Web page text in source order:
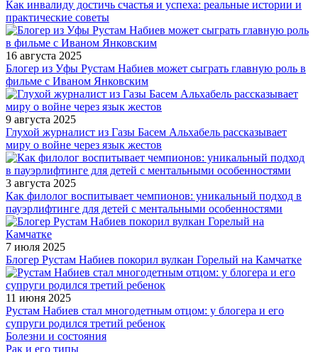
Как инвалиду достичь счастья и успеха: реальные истории и
практические советы
16 августа 2025
Блогер из Уфы Рустам Набиев может сыграть главную роль в
фильме с Иваном Янковским
9 августа 2025
Глухой журналист из Газы Басем Альхабель рассказывает
миру о войне через язык жестов
3 августа 2025
Как филолог воспитывает чемпионов: уникальный подход в
пауэрлифтинге для детей с ментальными особенностями
7 июля 2025
Блогер Рустам Набиев покорил вулкан Горелый на Камчатке
11 июня 2025
Рустам Набиев стал многодетным отцом: у блогера и его
супруги родился третий ребенок
Болезни и состояния
Рак и его типы